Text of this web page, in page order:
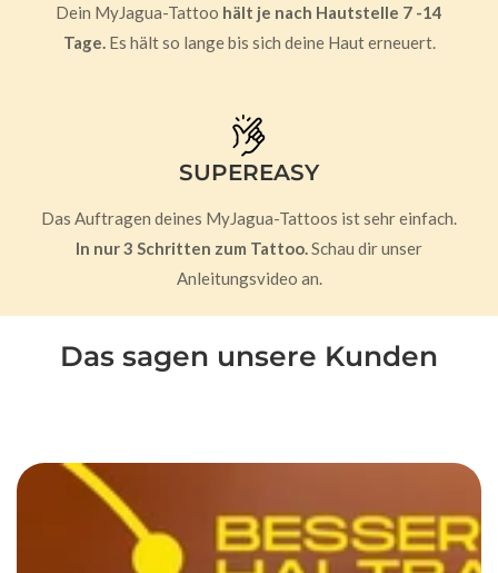
Dein MyJagua-Tattoo hält je nach Hautstelle 7 -14
Tage. Es hält so lange bis sich deine Haut erneuert.
SUPEREASY
Das Auftragen deines MyJagua-Tattoos ist sehr einfach.
In nur 3 Schritten zum Tattoo.Schau dir unser
Anleitungsvideo an.
Das sagen unsere Kunden